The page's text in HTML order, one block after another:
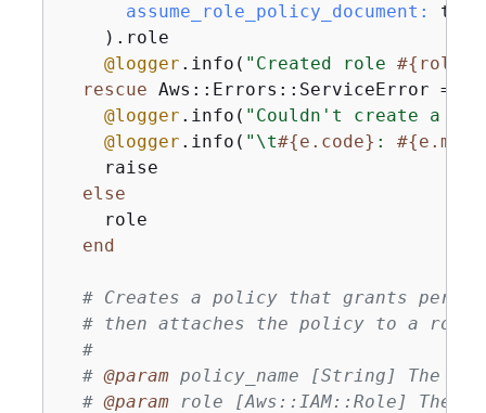
assume_role_policy_document:
    ).role
@logger .info( "Created role #{
rescue Aws::Errors::ServiceError => e
@logger .info( "Couldn't create a
@logger .info( "\t#{e.code} : #{
    raise
else
    role
end
# Creates a policy that grants
# then attaches the policy to a role.
#
# @param policy_name [String] The
# @param role [Aws::IAM::Role] The